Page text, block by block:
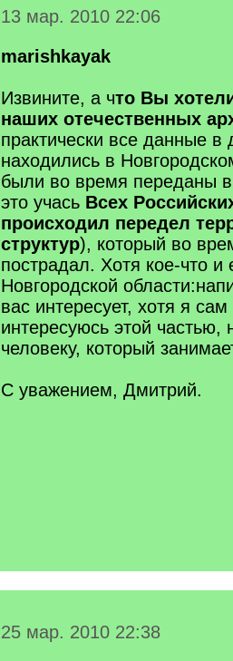
13 мар. 2010 22:06
marishkayak
Извините, а что Вы
наших отечественных
практически все данные в
находились в
были во время переданы в
это учась Всех
происходил передел
структур), который во
пострадал. Хотя кое-что и
Новгородской
вас интересует, хотя я
интересуюсь этой частью,
человеку, который
С уважением, Дмитрий.
25 мар. 2010 22:38